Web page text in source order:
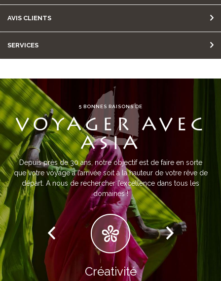
AVIS CLIENTS
SERVICES
5 BONNES RAISONS DE
VOYAGER AVEC
ASIA
Depuis près de 30 ans, notre objectif est de faire en sorte
que votre voyage à l’arrivée soit à la hauteur de votre rêve de
départ. A nous de rechercher l’excellence dans tous les
domaines !
Créativité